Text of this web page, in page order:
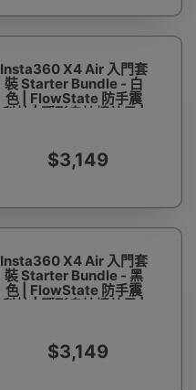
Insta360 X4 Air 入門套
裝 Starter Bundle - 白
色 | FlowState 防手震
科技 | 隱形自拍棒效果 |
$3,149
Insta360 X4 Air 入門套
裝 Starter Bundle - 黑
色 | FlowState 防手震
科技 | 隱形自拍棒效果 |
$3,149